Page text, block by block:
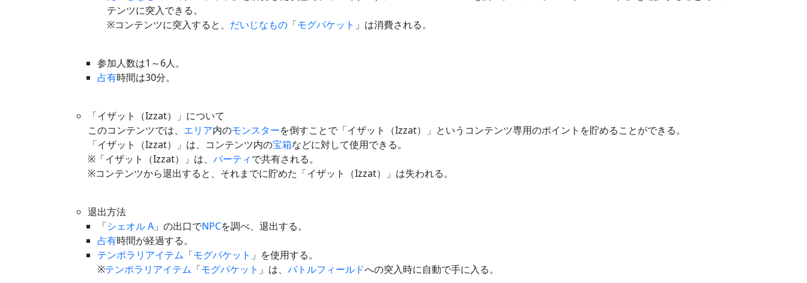
テンツに突入できる。
※コンテンツに突入すると、 だいじなもの 「モグパケット 」は消費される。
参加人数は1～6人。
占有時間は30分。
「イザット（Izzat）」について
このコンテンツでは、 エリア内のモンスターを倒すことで「イザット（Izzat）」というコンテンツ専用のポイントを貯めることができる。
「イザット（Izzat）」は、コンテンツ内の宝箱などに対して使用できる。
※「イザット（Izzat）」は、 パーティで共有される。
※コンテンツから退出すると、それまでに貯めた「イザット（Izzat）」は失われる。
退出方法
「シェオル A 」の出口でNPCを調べ、退出する。
占有時間が経過する。
テンポラリアイテム 「モグパケット 」を使用する。
※テンポラリアイテム 「モグパケット 」は、 バトルフィールドへの突入時に自動で手に入る。